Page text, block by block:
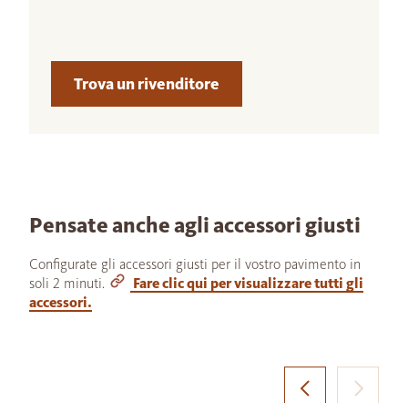
Trova un rivenditore
Pensate anche agli accessori giusti
Configurate gli accessori giusti per il vostro pavimento in
soli 2 minuti.
Fare clic qui per visualizzare tutti gli
accessori.